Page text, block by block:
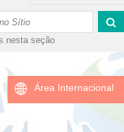
nesta seção
Área Internacional